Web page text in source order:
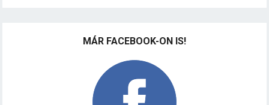
MÁR FACEBOOK-ON IS!